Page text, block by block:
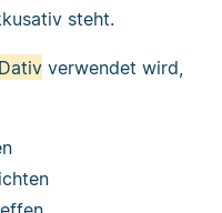
steht.
Dativ verwendet wird,